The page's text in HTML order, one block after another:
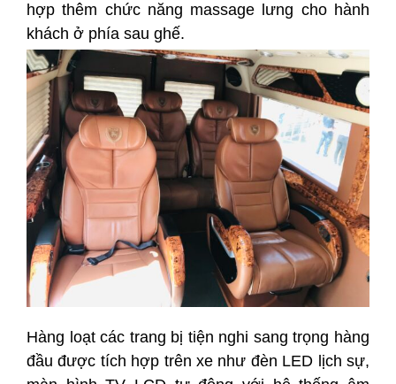
hợp thêm chức năng massage lưng cho hành
khách ở phía sau ghế.
Hàng loạt các trang bị tiện nghi sang trọng hàng
đầu được tích hợp trên xe như đèn LED lịch sự,